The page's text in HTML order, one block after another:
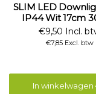
SLIM LED
IP44 Wit 17cm
€9,50 Incl.
€7,85 Excl. btw
In winkelwagen